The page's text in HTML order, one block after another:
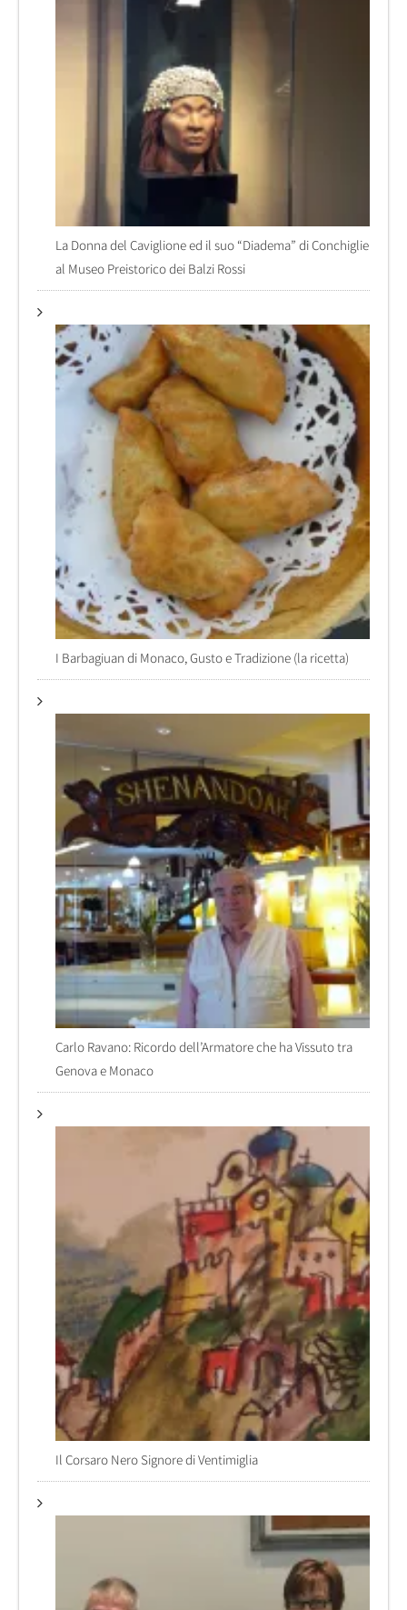
La Donna del Caviglione ed il suo “Diadema” di Conchiglie
al Museo Preistorico dei Balzi Rossi
I Barbagiuan di Monaco, Gusto e Tradizione (la ricetta)
Carlo Ravano: Ricordo dell’Armatore che ha Vissuto tra
Genova e Monaco
Il Corsaro Nero Signore di Ventimiglia